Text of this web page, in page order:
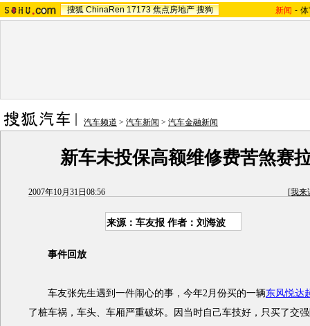
搜狐 ChinaRen 17173 焦点房地产 搜狗 新闻 -
汽车频道 > 汽车新闻 > 汽车金融新闻
新车未投保高额维修费苦煞赛
2007年10月31日08:56 [我来
来源：车友报 作者：刘海波
事件回放
车友张先生遇到一件闹心的事，今年2月份买的一辆东风悦达
了桩车祸，车头、车厢严重破坏。因当时自己车技好，只买了交